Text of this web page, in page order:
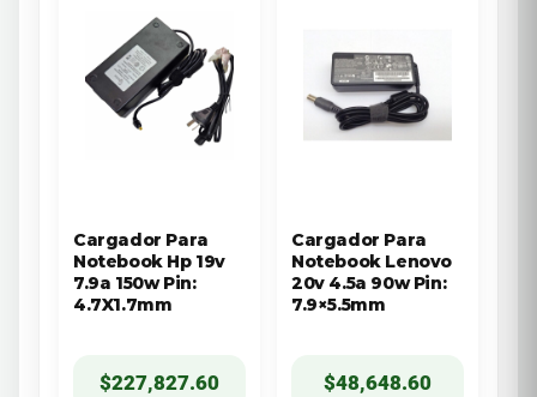
Cargador Para
Notebook Hp 19v
7.9a 150w Pin:
4.7X1.7mm
$227,827.60
Cargador Para
Notebook Lenovo
20v 4.5a 90w Pin:
7.9×5.5mm
$48,648.60